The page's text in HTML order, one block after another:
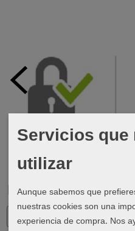
Marcas
Servicios
utilizar
Aunque sabemos que
nuestras cookies son una
experiencia de compra. Nos